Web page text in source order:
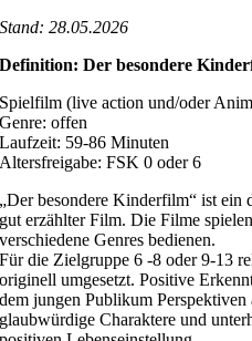
Stand: 28.05.2026
Definition:Der besondere
Spielfilm (live action und/oder
Genre: offen
Laufzeit: 59-86 Minuten
Altersfreigabe: FSK 0 oder 6
„Der besondere Kinderfilm“ ist ein
gut erzählter Film. Die Filme
verschiedene Genres bedienen.
Für die Zielgruppe 6 -8 oder 9-13
originell umgesetzt. Positive
dem jungen Publikum
glaubwürdige Charaktere und